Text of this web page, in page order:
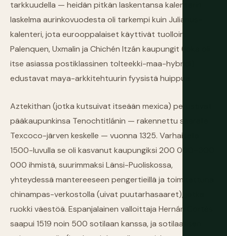
tarkkuudella — heidän pitkän laskentansa kalenterin
laskelma aurinkovuodesta oli tarkempi kuin Julianus-
kalenteri, jota eurooppalaiset käyttivät tuolloin.
Palenquen, Uxmalin ja Chichén Itzán kaupungit (joka oli
itse asiassa postiklassinen tolteekki-maa-hybridi)
edustavat maya-arkkitehtuurin fyysistä huippua.
Aztekithan (jotka kutsuivat itseään mexica) perustivat
pääkaupunkinsa Tenochtitlánin — rakennettu saarelle
Texcoco-järven keskelle — vuonna 1325. Varhaisella
1500-luvulla se oli kasvanut kaupungiksi 200 000–300
000 ihmistä, suurimmaksi Länsi-Puoliskossa,
yhteydessä mantereeseen pengertieillä ja toimitettuna
chinampas-verkostolla (uivat puutarhasaaret), jotka
ruokki väestöä. Espanjalainen valloittaja Hernán Cortés
saapui 1519 noin 500 sotilaan kanssa, ja sotilaallisen